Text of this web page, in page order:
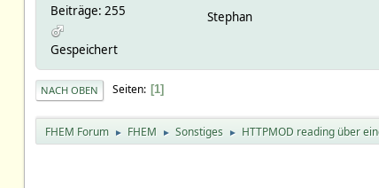
defptr:
update:
temperature
Beiträge: 255
Gespeichert
Stephan
NACH OBEN Seiten 1
FHEM Forum ► FHEM ► Sonstiges ► HTTPMOD reading über